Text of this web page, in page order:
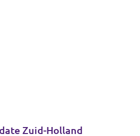
en Tessa Beeloo herkozen tot lijsttrekker! - Fractieupdate Zuid-Holland